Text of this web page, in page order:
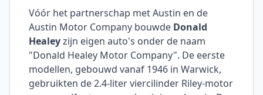
Vóór het partnerschap met Austin en de
Austin Motor Company bouwde Donald
Healeyzijn eigen auto's onder de naam
"Donald Healey Motor Company". De eerste
modellen, gebouwd vanaf 1946 in Warwick,
gebruikten de 2.4-liter viercilinder Riley-motor